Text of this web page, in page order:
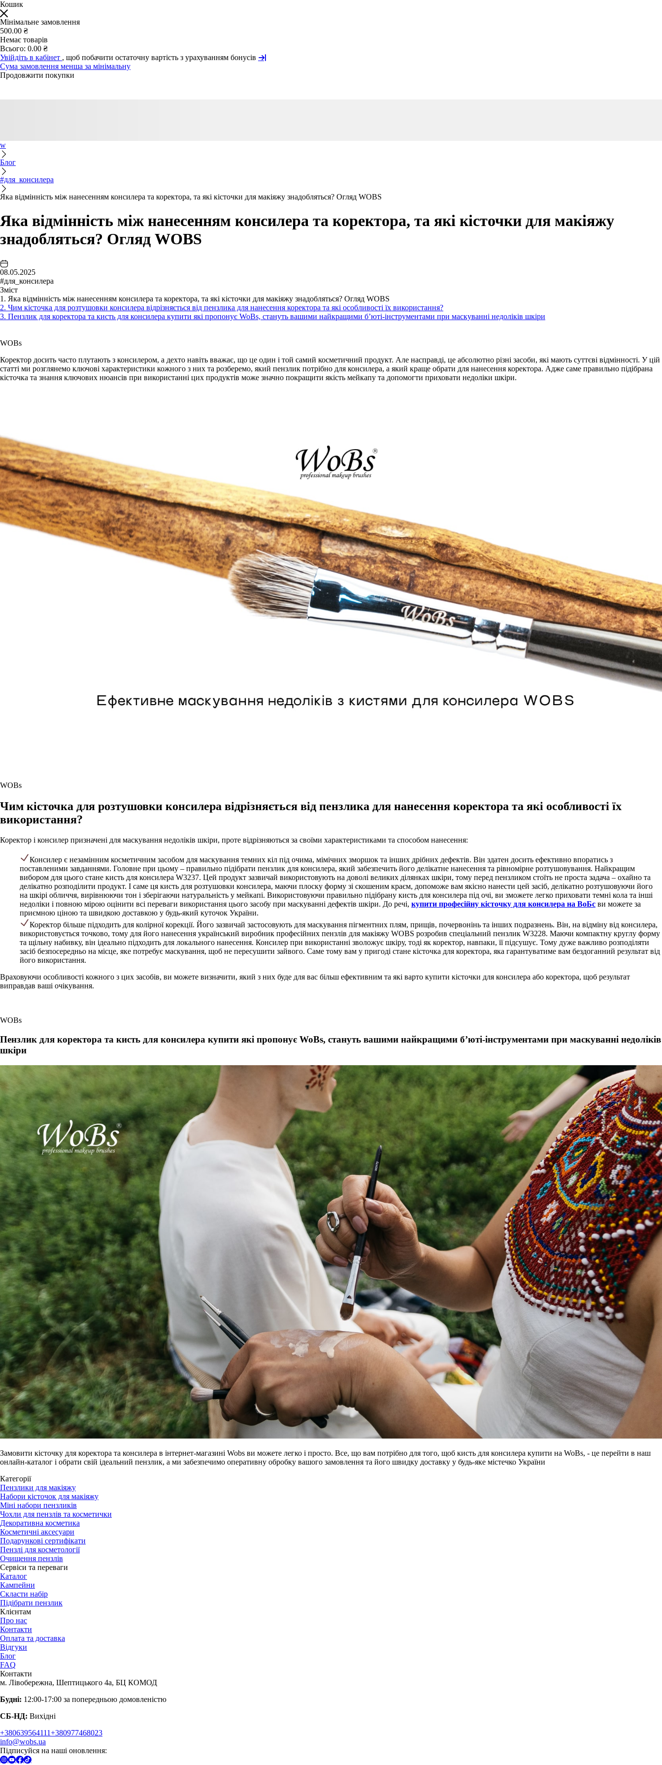
Кошик
Мінімальне замовлення
500.00 ₴
Немає товарів
Всього: 0.00 ₴
Увійдіть в кабінет , щоб побачити остаточну вартість з урахуванням бонусів
Сума замовлення менша за мінімальну
Продовжити покупки
w
Блог
#для_консилера
Яка відмінність між нанесенням консилера та коректора, та які кісточки для макіяжу знадобляться? Огляд WOBS
Яка відмінність між нанесенням консилера та коректора, та які кісточки для макіяжу
знадобляться? Огляд WOBS
08.05.2025
#для_консилера
Зміст
1. Яка відмінність між нанесенням консилера та коректора, та які кісточки для макіяжу знадобляться? Огляд WOBS
2. Чим кісточка для розтушовки консилера відрізняється від пензлика для нанесення коректора та які особливості їх використання?
3. Пензлик для коректора та кисть для консилера купити які пропонує WoBs, стануть вашими найкращими б’юті-інструментами при маскуванні недоліків шкіри
WOBs
Коректор досить часто плутають з консилером, а дехто навіть вважає, що це один і той самий косметичний продукт. Але насправді, це абсолютно різні засоби, які мають суттєві відмінності. У цій
статті ми розглянемо ключові характеристики кожного з них та розберемо, який пензлик потрібно для консилера, а який краще обрати для нанесення коректора. Адже саме правильно підібрана
кісточка та знання ключових нюансів при використанні цих продуктів може значно покращити якість мейкапу та допомогти приховати недоліки шкіри.
WOBs
Чим кісточка для розтушовки консилера відрізняється від пензлика для нанесення коректора та які особливості їх
використання?
Коректор і консилер призначені для маскування недоліків шкіри, проте відрізняються за своїми характеристиками та способом нанесення:
Консилер є незамінним косметичним засобом для маскування темних кіл під очима, мімічних зморшок та інших дрібних дефектів. Він здатен досить ефективно впоратись з
поставленими завданнями. Головне при цьому – правильно підібрати пензлик для консилера, який забезпечить його делікатне нанесення та рівномірне розтушовування. Найкращим
вибором для цього стане кисть для консилера W3237. Цей продукт зазвичай використовують на доволі великих ділянках шкіри, тому перед пензликом стоїть не проста задача – охайно та
делікатно розподілити продукт. І саме ця кисть для розтушовки консилера, маючи плоску форму зі скошеним краєм, допоможе вам якісно нанести цей засіб, делікатно розтушовуючи його
на шкірі обличчя, вирівнюючи тон і зберігаючи натуральність у мейкапі. Використовуючи правильно підібрану кисть для консилера під очі, ви зможете легко приховати темні кола та інші
недоліки і повною мірою оцінити всі переваги використання цього засобу при маскуванні дефектів шкіри. До речі, купити професійну кісточку для консилера на ВоБс ви можете за
приємною ціною та швидкою доставкою у будь-який куточок України.
Коректор більше підходить для колірної корекції. Його зазвичай застосовують для маскування пігментних плям, прищів, почервонінь та інших подразнень. Він, на відміну від консилера,
використовується точково, тому для його нанесення український виробник професійних пензлів для макіяжу WOBS розробив спеціальний пензлик W3228. Маючи компактну круглу форму
та щільну набивку, він ідеально підходить для локального нанесення. Консилер при використанні зволожує шкіру, тоді як коректор, навпаки, її підсушує. Тому дуже важливо розподіляти
засіб безпосередньо на місце, яке потребує маскування, щоб не пересушити зайвого. Саме тому вам у пригоді стане кісточка для коректора, яка гарантуватиме вам бездоганний результат від
його використання.
Враховуючи особливості кожного з цих засобів, ви можете визначити, який з них буде для вас більш ефективним та які варто купити кісточки для консилера або коректора, щоб результат
виправдав ваші очікування.
WOBs
Пензлик для коректора та кисть для консилера купити які пропонує WoBs, стануть вашими найкращими б’юті-інструментами при маскуванні недоліків
шкіри
Замовити кісточку для коректора та консилера в інтернет-магазині Wobs ви можете легко і просто. Все, що вам потрібно для того, щоб кисть для консилера купити на WoBs, - це перейти в наш
онлайн-каталог і обрати свій ідеальний пензлик, а ми забезпечимо оперативну обробку вашого замовлення та його швидку доставку у будь-яке містечко України
Категорії
Пензлики для макіяжу
Набори кісточок для макіяжу
Міні набори пензликів
Чохли для пензлів та косметички
Декоративна косметика
Косметичні аксесуари
Подарункові сертифікати
Пензлі для косметології
Очищення пензлів
Сервіси та переваги
Каталог
Кампейни
Скласти набір
Підібрати пензлик
Клієнтам
Про нас
Контакти
Оплата та доставка
Відгуки
Блог
FAQ
Контакти
м. Лівобережна, Шептицького 4а, БЦ КОМОД
Будні: 12:00-17:00 за попередньою домовленістю
СБ-НД: Вихідні
+380639564111+380977468023
info@wobs.ua
Підписуйся на наші оновлення: